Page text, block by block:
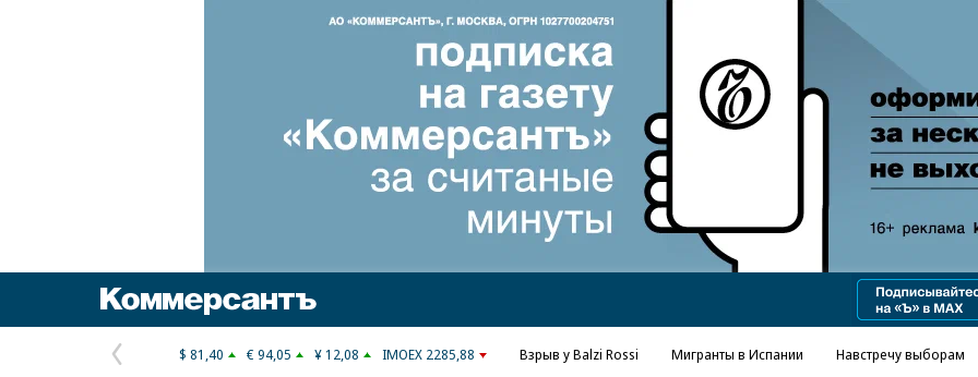
Реклама в «Ъ» www.kommersant.ru/ad
Предыдущая
$ 81,40 € 94,05 ¥ 12,08 IMOEX 2285,88 Взрыв у Balzi Rossi Мигранты в Испании Навстречу выборам